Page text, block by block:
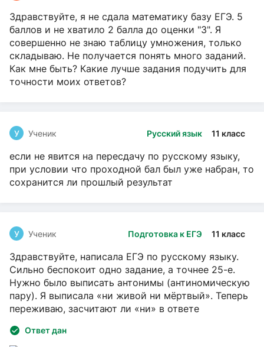
Здравствуйте, я не сдала математику базу ЕГЭ. 5
баллов и не хватило 2 балла до оценки "3". Я
совершенно не знаю таблицу умножения, только
складываю. Не получается понять много заданий.
Как мне быть? Какие лучше задания подучить для
точности моих ответов?
Русский язык 11 класс
У Ученик
если не явится на пересдачу по русскому языку,
при условии что проходной бал был уже набран, то
сохранится ли прошлый результат
Подготовка к ЕГЭ 11 класс
У Ученик
Здравствуйте, написала ЕГЭ по русскому языку.
Сильно беспокоит одно задание, а точнее 25-е.
Нужно было выписать антонимы (антиномическую
пару). Я выписала «ни живой ни мёртвый». Теперь
переживаю, засчитают ли «ни» в ответе
Ответ дан